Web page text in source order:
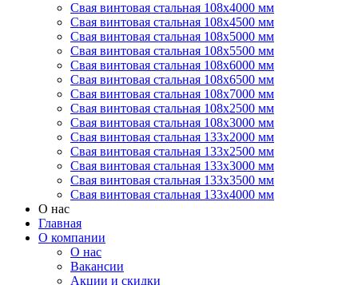
Свая винтовая стальная 108х4000 мм
Свая винтовая стальная 108х4500 мм
Свая винтовая стальная 108х5000 мм
Свая винтовая стальная 108х5500 мм
Свая винтовая стальная 108х6000 мм
Свая винтовая стальная 108х6500 мм
Свая винтовая стальная 108х7000 мм
Свая винтовая стальная 108х2500 мм
Свая винтовая стальная 108х3000 мм
Свая винтовая стальная 133х2000 мм
Свая винтовая стальная 133х2500 мм
Свая винтовая стальная 133х3000 мм
Свая винтовая стальная 133х3500 мм
Свая винтовая стальная 133х4000 мм
О нас
Главная
О компании
О нас
Вакансии
Акции и скидки